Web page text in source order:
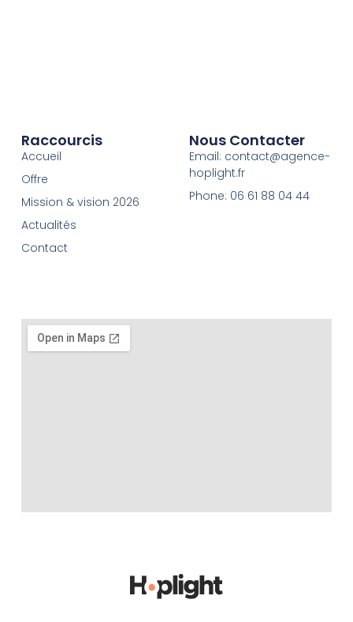
Raccourcis
Accueil
Offre
Mission & vision 2026
Actualités
Contact
Nous Contacter
Email: contact@agence-
hoplight.fr
Phone: 06 61 88 04 44